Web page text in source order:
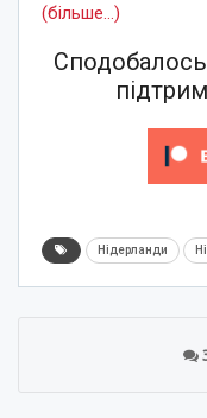
(більше…)
Нідерланди